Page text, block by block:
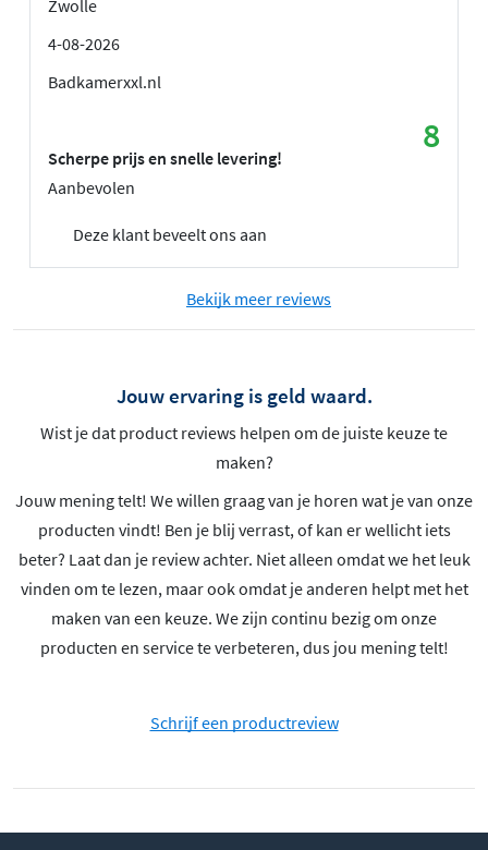
Zwolle
4-08-2026
Badkamerxxl.nl
8
Scherpe prijs en snelle levering!
Aanbevolen
Deze klant beveelt ons aan
Bekijk meer reviews
Jouw ervaring is geld waard.
Wist je dat product reviews helpen om de juiste keuze te
maken?
Jouw mening telt! We willen graag van je horen wat je van onze
producten vindt! Ben je blij verrast, of kan er wellicht iets
beter? Laat dan je review achter. Niet alleen omdat we het leuk
vinden om te lezen, maar ook omdat je anderen helpt met het
maken van een keuze. We zijn continu bezig om onze
producten en service te verbeteren, dus jou mening telt!
Schrijf een productreview